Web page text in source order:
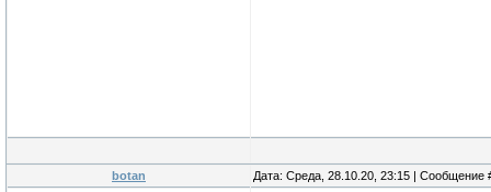
botan Дата: Среда, 28.10.20, 23:15 | Сообщение